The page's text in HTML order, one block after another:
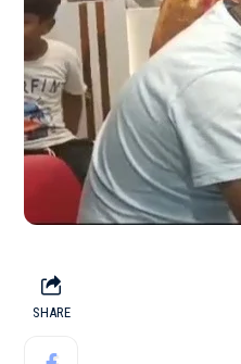
SHARE